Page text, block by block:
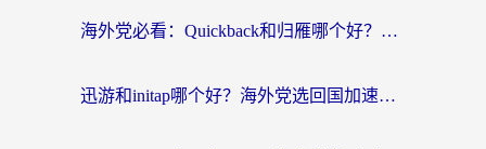
海外党必看：Quickback和归雁哪个好？附3组加速器对比+番茄加速器实测体验
迅游和initap哪个好？海外党选回国加速器必看的真实体验对比+避坑指南